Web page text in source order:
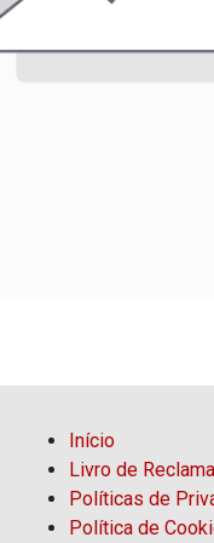
Início
Livro de
Políticas de
Política de